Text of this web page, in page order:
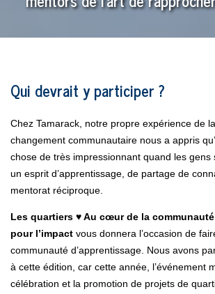
Qui devrait y participer ?
Chez Tamarack, notre propre expérience de
changement communautaire nous a appris
chose de très impressionnant quand les gens
un esprit d’apprentissage, de partage de
mentorat réciproque.
Les quartiers ♥ Au cœur de la
pour l’impact vous donnera l’occasion de
communauté d’apprentissage. Nous avons
à cette édition, car cette année, l’événement
célébration et la promotion de projets de